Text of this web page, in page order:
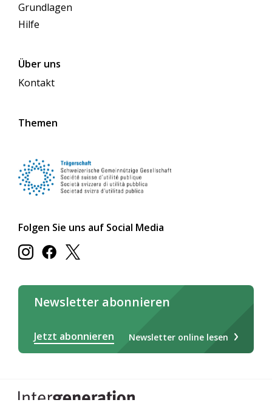
Grundlagen
Hilfe
Über uns
Kontakt
Themen
Folgen Sie uns auf Social Media
Newsletter abonnieren
Jetzt abonnieren Newsletter online lesen